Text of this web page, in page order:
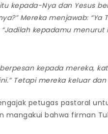
kepada-Nya dan Yesus
Mereka menjawab: “Ya
kepadamu
kepada mereka,
Tetapi mereka keluar
petugas pastoral
mangakui bahwa firman